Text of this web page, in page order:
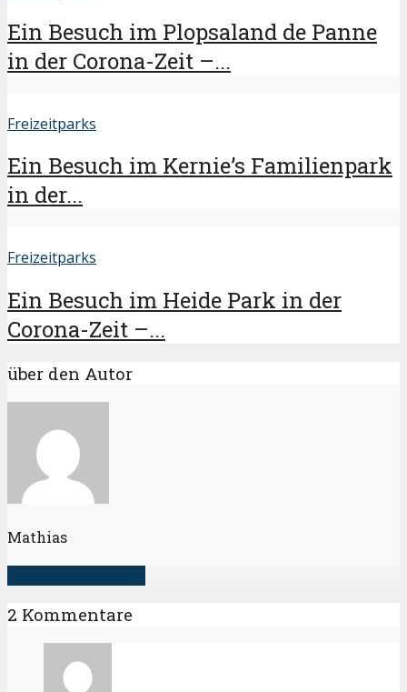
Ein Besuch im Plopsaland de Panne
in der Corona-Zeit –...
Freizeitparks
Ein Besuch im Kernie’s Familienpark
in der...
Freizeitparks
Ein Besuch im Heide Park in der
Corona-Zeit –...
über den Autor
Mathias
2 Kommentare